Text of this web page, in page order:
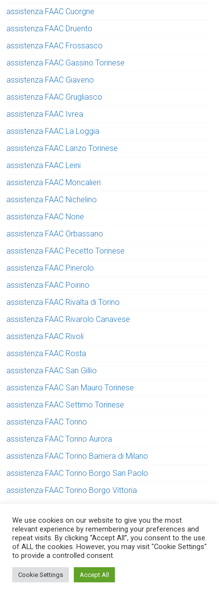
assistenza FAAC Cuorgne
assistenza FAAC Druento
assistenza FAAC Frossasco
assistenza FAAC Gassino Torinese
assistenza FAAC Giaveno
assistenza FAAC Grugliasco
assistenza FAAC Ivrea
assistenza FAAC La Loggia
assistenza FAAC Lanzo Torinese
assistenza FAAC Leini
assistenza FAAC Moncalieri
assistenza FAAC Nichelino
assistenza FAAC None
assistenza FAAC Orbassano
assistenza FAAC Pecetto Torinese
assistenza FAAC Pinerolo
assistenza FAAC Poirino
assistenza FAAC Rivalta di Torino
assistenza FAAC Rivarolo Canavese
assistenza FAAC Rivoli
assistenza FAAC Rosta
assistenza FAAC San Gillio
assistenza FAAC San Mauro Torinese
assistenza FAAC Settimo Torinese
assistenza FAAC Torino
assistenza FAAC Torino Aurora
assistenza FAAC Torino Barriera di Milano
assistenza FAAC Torino Borgo San Paolo
assistenza FAAC Torino Borgo Vittoria
assistenza FAAC Torino Crocetta
assistenza FAAC Torino Falchera
assistenza FAAC Torino Lingotto
assistenza FAAC Torino Lucento
We use cookies on our website to give you the most
relevant experience by remembering your preferences and
repeat visits. By clicking “Accept All”, you consent to the use
of ALL the cookies. However, you may visit "Cookie Settings"
to provide a controlled consent.
Cookie Settings Accept All
Serve aiuto? Chiedi con fiducia!